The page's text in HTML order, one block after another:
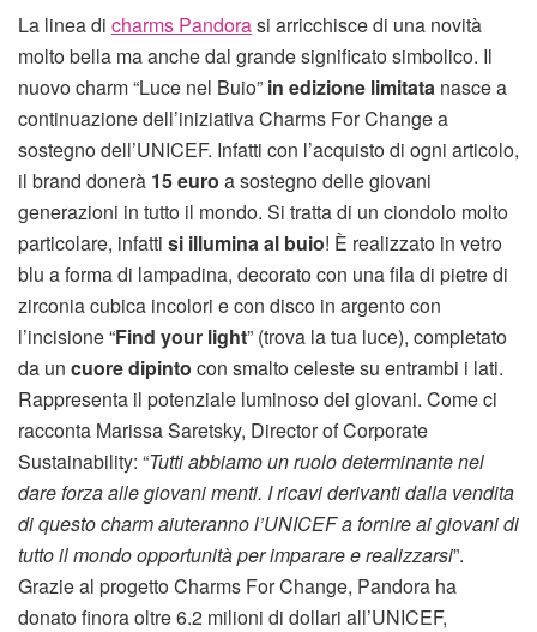
La linea di charms Pandorasi arricchisce di una novità
molto bella ma anche dal grande significato simbolico. Il
nuovo charm “Luce nel Buio” in edizione limitata nasce a
continuazione dell’iniziativa Charms For Change a
sostegno dell’UNICEF. Infatti con l’acquisto di ogni articolo,
il brand donerà 15 euro a sostegno delle giovani
generazioni in tutto il mondo. Si tratta di un ciondolo molto
particolare, infatti si illumina al buio! È realizzato in vetro
blu a forma di lampadina, decorato con una fila di pietre di
zirconia cubica incolori e con disco in argento con
l’incisione “Find your light” (trova la tua luce), completato
da un cuore dipinto con smalto celeste su entrambi i lati.
Rappresenta il potenziale luminoso dei giovani. Come ci
racconta Marissa Saretsky, Director of Corporate
Sustainability: “Tutti abbiamo un ruolo determinante nel
dare forza alle giovani menti. I ricavi derivanti dalla vendita
di questo charm aiuteranno l’UNICEF a fornire ai giovani di
tutto il mondo opportunità per imparare e realizzarsi”.
Grazie al progetto Charms For Change, Pandora ha
donato finora oltre 6.2 milioni di dollari all’UNICEF,